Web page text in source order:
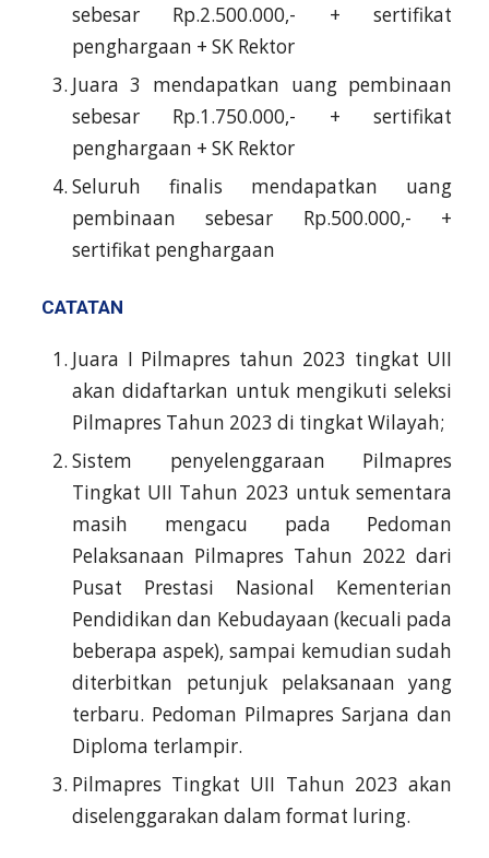
sebesar Rp.2.500.000,- + sertifikat
penghargaan + SK Rektor
Juara 3 mendapatkan uang pembinaan
sebesar Rp.1.750.000,- + sertifikat
penghargaan + SK Rektor
Seluruh finalis mendapatkan uang
pembinaan sebesar Rp.500.000,- +
sertifikat penghargaan
CATATAN
Juara I Pilmapres tahun 2023 tingkat UII
akan didaftarkan untuk mengikuti seleksi
Pilmapres Tahun 2023 di tingkat Wilayah;
Sistem penyelenggaraan Pilmapres
Tingkat UII Tahun 2023 untuk sementara
masih mengacu pada Pedoman
Pelaksanaan Pilmapres Tahun 2022 dari
Pusat Prestasi Nasional Kementerian
Pendidikan dan Kebudayaan (kecuali pada
beberapa aspek), sampai kemudian sudah
diterbitkan petunjuk pelaksanaan yang
terbaru. Pedoman Pilmapres Sarjana dan
Diploma terlampir.
Pilmapres Tingkat UII Tahun 2023 akan
diselenggarakan dalam format luring.